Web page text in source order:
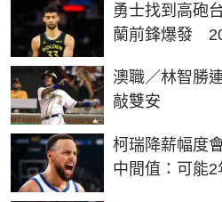
勇士找到高砲
蘭前鋒爆發
澳職／林智勝
敲雙安
柯瑞降薪幅度
中間值：可能